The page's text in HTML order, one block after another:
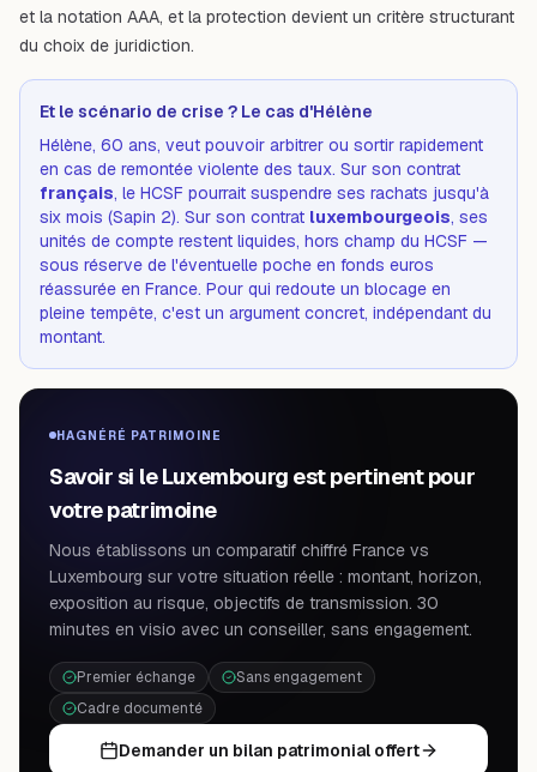
et la notation AAA, et la protection devient un critère structurant
du choix de juridiction.
Et le scénario de crise ? Le cas d'Hélène
Hélène, 60 ans, veut pouvoir arbitrer ou sortir rapidement
en cas de remontée violente des taux. Sur son contrat
français, le HCSF pourrait suspendre ses rachats jusqu'à
six mois (Sapin 2). Sur son contrat luxembourgeois, ses
unités de compte restent liquides, hors champ du HCSF —
sous réserve de l'éventuelle poche en fonds euros
réassurée en France. Pour qui redoute un blocage en
pleine tempête, c'est un argument concret, indépendant du
montant.
HAGNÉRÉ PATRIMOINE
Savoir si le Luxembourg est pertinent pour
votre patrimoine
Nous établissons un comparatif chiffré France vs
Luxembourg sur votre situation réelle : montant, horizon,
exposition au risque, objectifs de transmission. 30
minutes en visio avec un conseiller, sans engagement.
Premier échange
Sans engagement
Cadre documenté
Demander un bilan patrimonial offert